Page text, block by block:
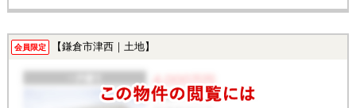
会員限定 【鎌倉市津西｜土地】